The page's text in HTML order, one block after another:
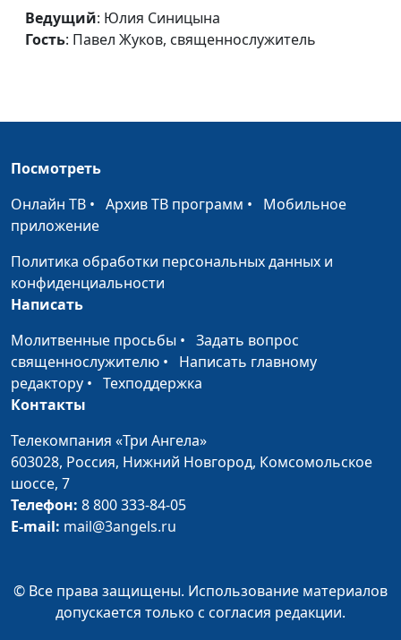
Что такое святыня?
Юлия Синицына,
Через кого говорит
Юлия Синицына,
#265
Что нужно для
спасения?
Юлия Синицына,
Благословение через
прикосновение
Духовной Академии,
магистр богословия
Выражение
благословения в
действии
Духовной Академии,
Важность словесных
Духовной Академии,
магистр богословия
Ведущий: Юлия Синицына
Гость: Павел Жуков, священнослужитель
Посмотреть
Онлайн ТВ • Архив ТВ программ • Мобильное
приложение
Политика обработки персональных данных и
конфиденциальности
Написать
Молитвенные просьбы • Задать вопрос
священнослужителю • Написать главному
редактору • Техподдержка
Контакты
Телекомпания «Три Ангела»
603028, Россия, Нижний Новгород, Комсомольское
шоссе, 7
Телефон: 8 800 333-84-05
E-mail: mail@3angels.ru
© Все права защищены. Использование материалов
допускается только с согласия редакции.